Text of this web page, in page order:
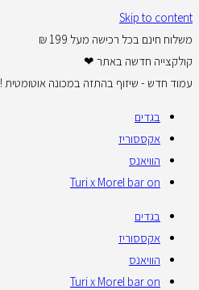
Skip to content
משלוח חינם בכל רכישה מעל 199 ₪
קולקצייה חדשה באתר ❤
עמוד חדש - שיזוף בהתזה במכונה אוטומטית !
בגדים
אקססוריז
הוויאנס
Turi x Morel bar on
בגדים
אקססוריז
הוויאנס
Turi x Morel bar on